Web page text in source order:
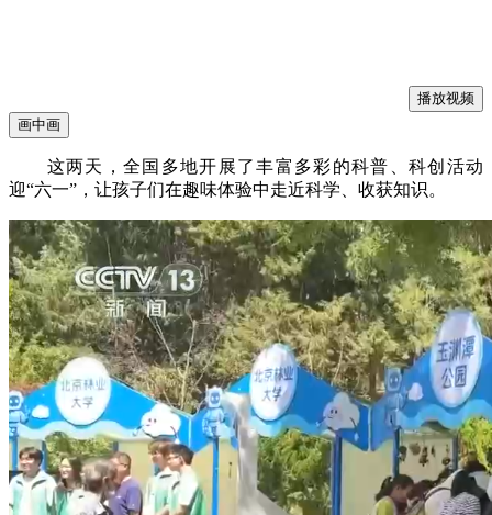
播放视频
画中画
这两天，全国多地开展了丰富多彩的科普、科创活动
迎“六一”，让孩子们在趣味体验中走近科学、收获知识。